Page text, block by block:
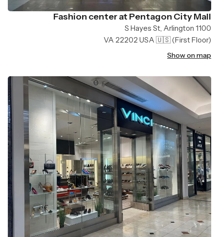
Fashion center at Pentagon City Mall
1100 S Hayes St, Arlington
VA 22202 USA 🇺🇸(First Floor)
Show on map